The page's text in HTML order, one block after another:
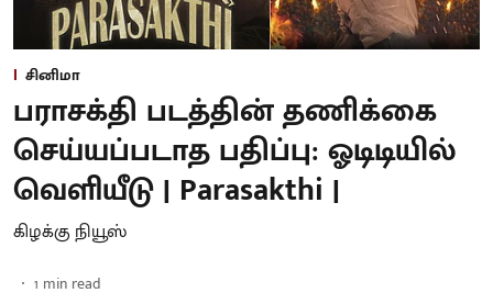
சினிமா
பராசக்தி படத்தின் தணிக்கை
செய்யப்படாத பதிப்பு: ஓடிடியில்
வெளியீடு | Parasakthi |
கிழக்கு நியூஸ்
1 min read